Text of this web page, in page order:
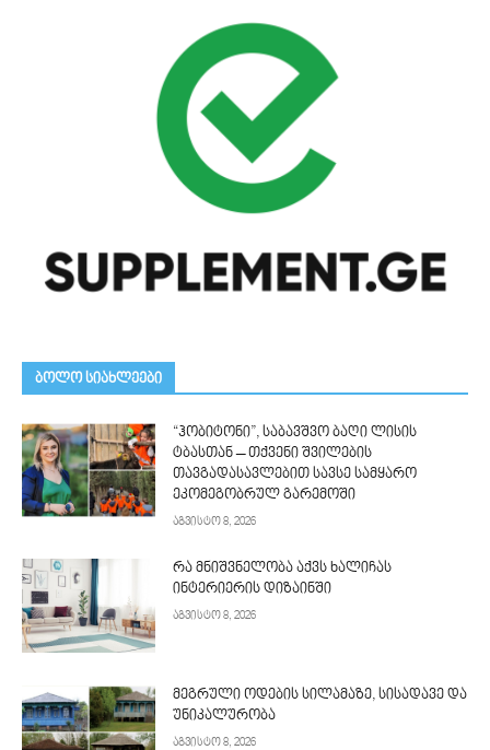
ᲑᲝᲚᲝ ᲡᲘᲐᲮᲚᲔᲔᲑᲘ
“ჰობიტონი”, საბავშვო ბაღი ლისის
ტბასთან – თქვენი შვილების
თავგადასავლებით სავსე სამყარო
ეკომეგობრულ გარემოში
აგვისტო 8, 2026
რა მნიშვნელობა აქვს ხალიჩას
ინტერიერის დიზაინში
აგვისტო 8, 2026
მეგრული ოდების სილამაზე, სისადავე და
უნიკალურობა
აგვისტო 8, 2026